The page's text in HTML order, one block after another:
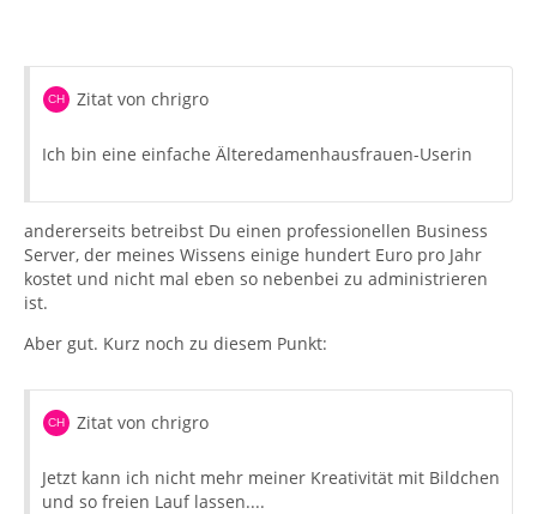
Zitat von chrigro
Ich bin eine einfache Älteredamenhausfrauen-Userin
andererseits betreibst Du einen professionellen Business
Server, der meines Wissens einige hundert Euro pro Jahr
kostet und nicht mal eben so nebenbei zu administrieren
ist.
Aber gut. Kurz noch zu diesem Punkt:
Zitat von chrigro
Jetzt kann ich nicht mehr meiner Kreativität mit Bildchen
und so freien Lauf lassen....